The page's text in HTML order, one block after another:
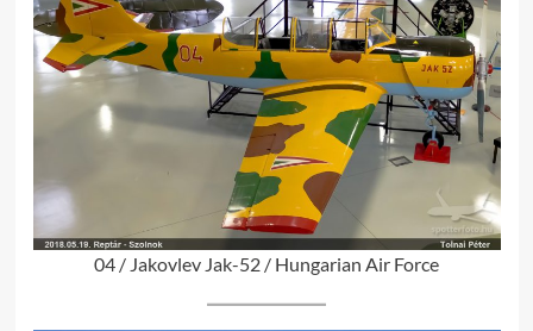
04 / Jakovlev Jak-52 / Hungarian Air Force